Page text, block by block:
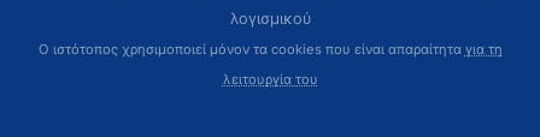
λογισμικού
Ο ιστότοπος χρησιμοποιεί μόνον τα cookies που είναι απαραίτητα για τη
λειτουργία του